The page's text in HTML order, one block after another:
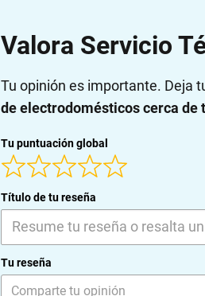
Valora Servicio
Tu opinión es importante. Deja
de electrodomésticos cerca de
Tu puntuación global
Título de tu reseña
Tu reseña